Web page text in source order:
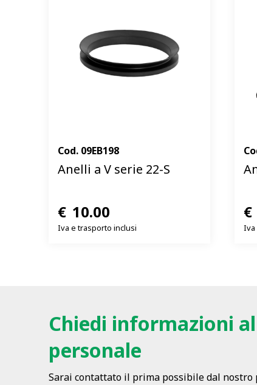
Cod. 09EB198
Anelli a V serie 22-S
€ 10.00
Iva e trasporto inclusi
€
Iva
Chiedi informazioni
personale
Sarai contattato il prima possibile dal nostro